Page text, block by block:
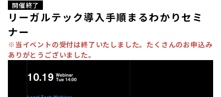
開催終了
リーガルテック導入手順まるわかりセミ
ナー
※当イベントの受付は終了いたしました。たくさんのお申込み
ありがとうございました。